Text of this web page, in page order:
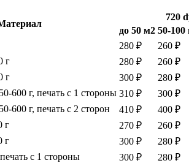
720
до 50 м2 50-100
280 ₽ 260 ₽
г
280 ₽ 260 ₽
г
300 ₽ 280 ₽
600 г, печать с 1 стороны 310 ₽ 300 ₽
600 г, печать с 2 сторон
410 ₽ 400 ₽
г
270 ₽ 260 ₽
г
300 ₽ 280 ₽
с 1 стороны
300 ₽ 280 ₽